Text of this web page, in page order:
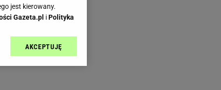
jest kierowany.
Gazeta.pl iPolityka
sp. z o.o., jej
AKCEPTUJĘ